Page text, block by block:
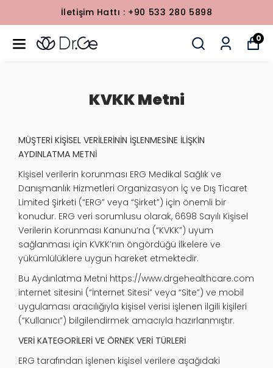
İletişim Hattı : +90 533 280 5898
0
KVKK Metni
MÜŞTERİ KİŞİSEL VERİLERİNİN İŞLENMESİNE İLİŞKİN
AYDINLATMA METNİ
Kişisel verilerin korunması ERG Medikal Sağlık ve
Danışmanlık Hizmetleri Organizasyon İç ve Dış Ticaret
Limited Şirketi (“ERG” veya “Şirket”) için önemli bir
konudur. ERG veri sorumlusu olarak, 6698 Sayılı Kişisel
Verilerin Korunması Kanunu’na (“KVKK”) uyum
sağlanması için KVKK’nın öngördüğü ilkelere ve
yükümlülüklere uygun hareket etmektedir.
Bu Aydınlatma Metni https://www.drgehealthcare.com
internet sitesini (“İnternet Sitesi” veya “Site”) ve mobil
uygulaması aracılığıyla kişisel verisi işlenen ilgili kişileri
(“Kullanıcı”) bilgilendirmek amacıyla hazırlanmıştır.
VERİ KATEGORİLERİ VE ÖRNEK VERİ TÜRLERİ
ERG tarafından işlenen kişisel verilere aşağıdaki